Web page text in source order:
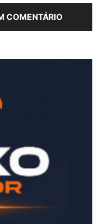
COMENTÁRIO